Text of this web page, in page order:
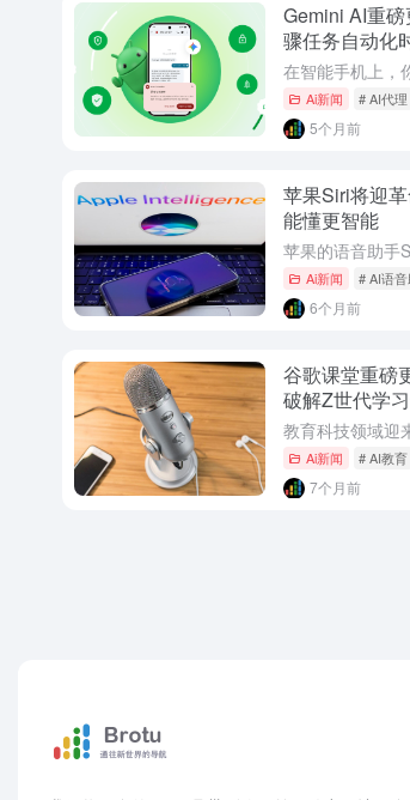
Gemini AI重
骤任务自动化
Ai新闻 # AI代理
5个月前
苹果Siri将迎
能懂更智能
Ai新闻 # AI语
6个月前
谷歌课堂重磅
破解Z世代学
Ai新闻 # AI教育
7个月前